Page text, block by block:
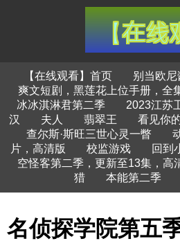
【在线观看】首页 别当欧尼
爽文短剧，黑莲花上位手册，全
冰冰淇淋君第二季
2023江苏
汉
夫人 翡翠王 看见你
查尔斯·斯旺三世心灵一瞥
片，高清版
校监游戏 回到
空怪客第二季，更新至13集，高
猎
本能第二季
名侦探学院第五